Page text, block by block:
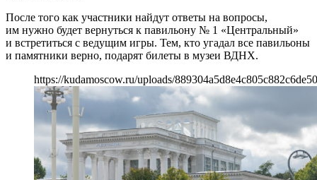
После того как участники найдут ответы на вопросы,
им нужно будет вернуться к павильону № 1 «Центральный»
и встретиться с ведущим игры. Тем, кто угадал все павильоны
и памятники верно, подарят билеты в музеи ВДНХ.
https://kudamoscow.ru/uploads/